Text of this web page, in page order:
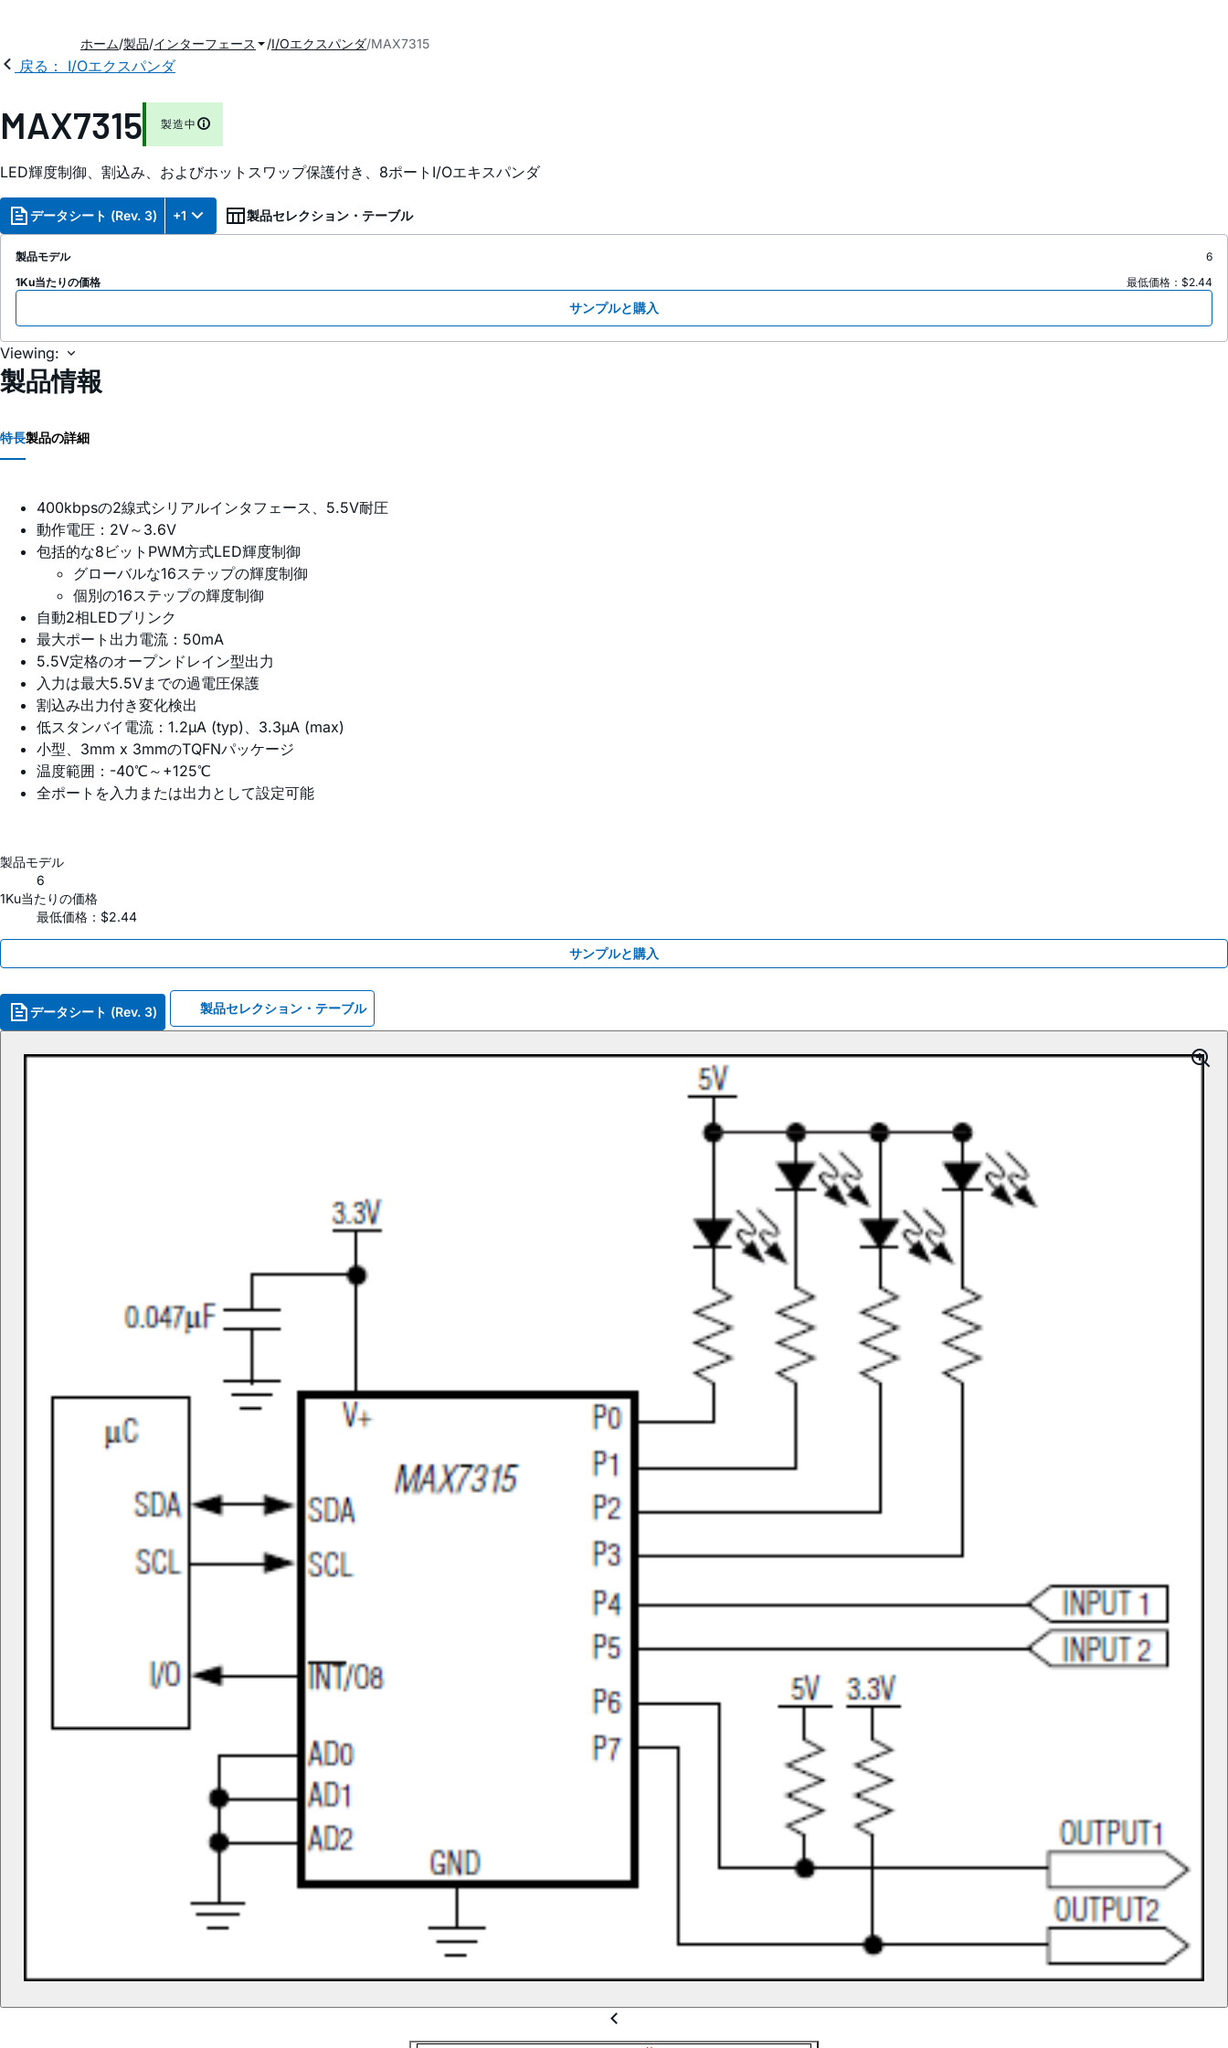
ホーム 製品 インターフェース I/Oエクスパンダ MAX7315
戻る： I/Oエクスパンダ
MAX7315 製造中
LED輝度制御、割込み、およびホットスワップ保護付き、8ポートI/Oエキスパンダ
データシート (Rev. 3) +1 製品セレクション・テーブル
製品モデル
6
1Ku当たりの価格
最低価格：$2.44
サンプルと購入
Viewing:
製品情報
特長製品の詳細
400kbpsの2線式シリアルインタフェース、5.5V耐圧
動作電圧：2V～3.6V
包括的な8ビットPWM方式LED輝度制御
グローバルな16ステップの輝度制御
個別の16ステップの輝度制御
自動2相LEDブリンク
最大ポート出力電流：50mA
5.5V定格のオープンドレイン型出力
入力は最大5.5Vまでの過電圧保護
割込み出力付き変化検出
低スタンバイ電流：1.2µA (typ)、3.3µA (max)
小型、3mm x 3mmのTQFNパッケージ
温度範囲：-40℃～+125℃
全ポートを入力または出力として設定可能
製品モデル
6
1Ku当たりの価格
最低価格：$2.44
サンプルと購入
データシート (Rev. 3) 製品セレクション・テーブル